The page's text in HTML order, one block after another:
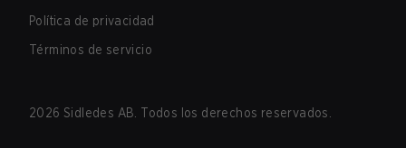
Política de privacidad
Términos de servicio
2026 Sidledes AB. Todos los derechos reservados.